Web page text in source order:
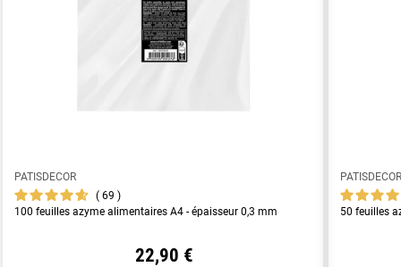
PATISDECOR
69
100 feuilles azyme alimentaires A4 - épaisseur 0,3 mm
22,90 €
50 feuilles